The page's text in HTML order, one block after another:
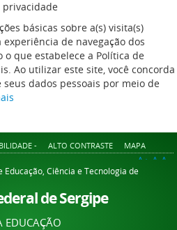
privacidade
básicas sobre a(s) visita(s)
de navegação dos
que estabelece a Política de
Ao utilizar este site, você concorda
dados pessoais por meio de
- ALTO CONTRASTE MAPA
A+ A A-
Educação, Ciência e Tecnologia de
de Sergipe
EDUCAÇÃO